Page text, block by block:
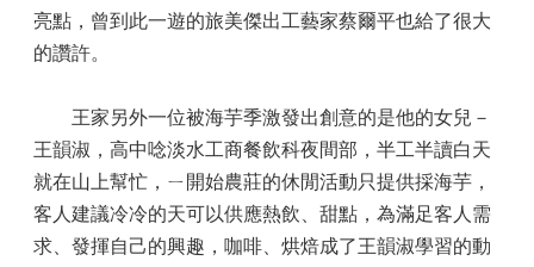
亮點，曾到此一遊的旅美傑出工藝家蔡爾平也給了很大
的讚許。
王家另外一位被海芋季激發出創意的是他的女兒－
王韻淑，高中唸淡水工商餐飲科夜間部，半工半讀白天
就在山上幫忙，ㄧ開始農莊的休閒活動只提供採海芋，
客人建議冷冷的天可以供應熱飲、甜點，為滿足客人需
求、發揮自己的興趣，咖啡、烘焙成了王韻淑學習的動